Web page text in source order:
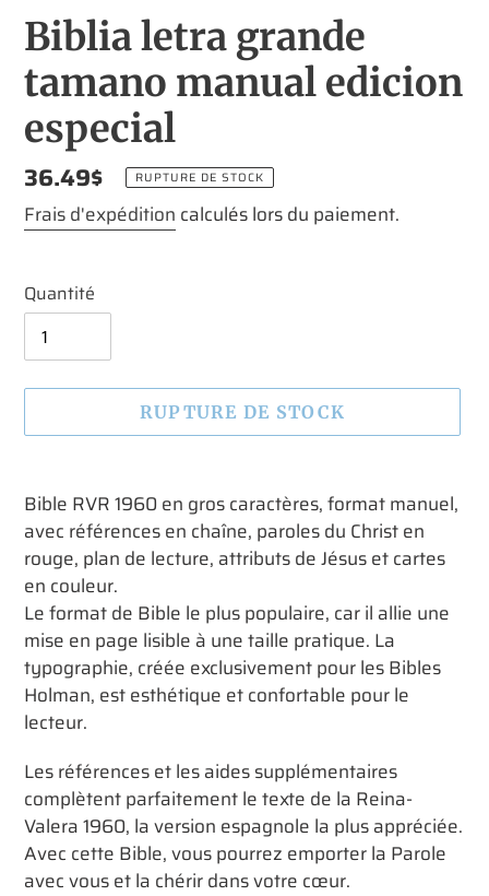
Biblia letra grande
tamano manual edicion
especial
Prix
normal
36.49$ RUPTURE DE STOCK
Frais d'expédition calculés lors du paiement.
Quantité
RUPTURE DE STOCK
d'un
produit
à
votre
panier
Bible RVR 1960 en gros caractères, format manuel,
avec références en chaîne, paroles du Christ en
rouge, plan de lecture, attributs de Jésus et cartes
en couleur.
Le format de Bible le plus populaire, car il allie une
mise en page lisible à une taille pratique. La
typographie, créée exclusivement pour les Bibles
Holman, est esthétique et confortable pour le
lecteur.
Les références et les aides supplémentaires
complètent parfaitement le texte de la Reina-
Valera 1960, la version espagnole la plus appréciée.
Avec cette Bible, vous pourrez emporter la Parole
avec vous et la chérir dans votre cœur.